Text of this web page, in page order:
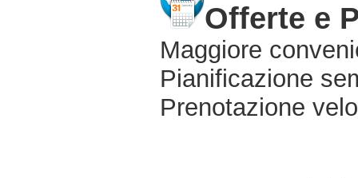
Offerte e
Maggiore
Pianificazione
Prenotazione